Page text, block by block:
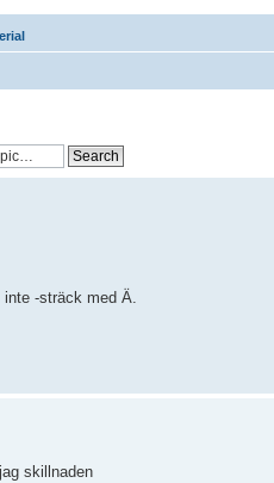
inte -sträck med Ä.
skillnaden